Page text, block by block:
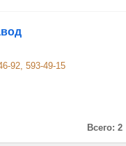
92, 593-49-15
Всего: 2